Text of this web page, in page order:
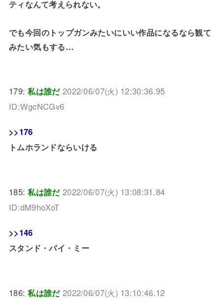
ティなんて考えられない。
でも今回のトップガンみたいにいい作品になるなら観て
みたい気もする…
179:私は誰だ 2022/06/07(火) 12:30:36.95
ID:WgcNCGv6
>>176
トムホランドならいける
185:私は誰だ 2022/06/07(火) 13:08:31.84
ID:dM9hoXoT
>>146
スタンド・バイ・ミー
186:私は誰だ 2022/06/07(火) 13:10:46.12